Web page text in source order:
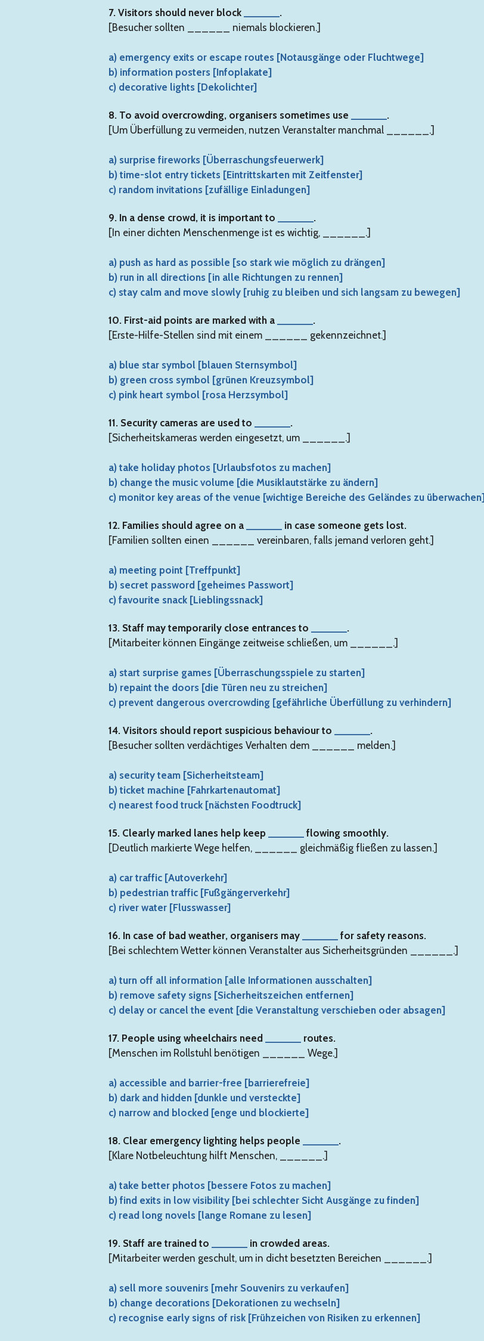
7. Visitors should never block
.
[Besucher sollten ______ niemals blockieren.]
a) emergency exits or escape routes [Notausgänge oder Fluchtwege]
b) information posters [Infoplakate]
c) decorative lights [Dekolichter]
8. To avoid overcrowding, organisers sometimes use
.
[Um Überfüllung zu vermeiden, nutzen Veranstalter manchmal ______.]
a) surprise fireworks [Überraschungsfeuerwerk]
b) time-slot entry tickets [Eintrittskarten mit Zeitfenster]
c) random invitations [zufällige Einladungen]
9. In a dense crowd, it is important to
.
[In einer dichten Menschenmenge ist es wichtig, ______.]
a) push as hard as possible [so stark wie möglich zu drängen]
b) run in all directions [in alle Richtungen zu rennen]
c) stay calm and move slowly [ruhig zu bleiben und sich langsam zu bewegen]
10. First-aid points are marked with a
.
[Erste-Hilfe-Stellen sind mit einem ______ gekennzeichnet.]
a) blue star symbol [blauen Sternsymbol]
b) green cross symbol [grünen Kreuzsymbol]
c) pink heart symbol [rosa Herzsymbol]
11. Security cameras are used to
.
[Sicherheitskameras werden eingesetzt, um ______.]
a) take holiday photos [Urlaubsfotos zu machen]
b) change the music volume [die Musiklautstärke zu ändern]
c) monitor key areas of the venue [wichtige Bereiche des Geländes zu überwachen]
12. Families should agree on a
in case someone gets lost.
[Familien sollten einen ______ vereinbaren, falls jemand verloren geht.]
a) meeting point [Treffpunkt]
b) secret password [geheimes Passwort]
c) favourite snack [Lieblingssnack]
13. Staff may temporarily close entrances to
.
[Mitarbeiter können Eingänge zeitweise schließen, um ______.]
a) start surprise games [Überraschungsspiele zu starten]
b) repaint the doors [die Türen neu zu streichen]
c) prevent dangerous overcrowding [gefährliche Überfüllung zu verhindern]
14. Visitors should report suspicious behaviour to
.
[Besucher sollten verdächtiges Verhalten dem ______ melden.]
a) security team [Sicherheitsteam]
b) ticket machine [Fahrkartenautomat]
c) nearest food truck [nächsten Foodtruck]
15. Clearly marked lanes help keep
flowing smoothly.
[Deutlich markierte Wege helfen, ______ gleichmäßig fließen zu lassen.]
a) car traffic [Autoverkehr]
b) pedestrian traffic [Fußgängerverkehr]
c) river water [Flusswasser]
16. In case of bad weather, organisers may
for safety reasons.
[Bei schlechtem Wetter können Veranstalter aus Sicherheitsgründen ______.]
a) turn off all information [alle Informationen ausschalten]
b) remove safety signs [Sicherheitszeichen entfernen]
c) delay or cancel the event [die Veranstaltung verschieben oder absagen]
17. People using wheelchairs need
routes.
[Menschen im Rollstuhl benötigen ______ Wege.]
a) accessible and barrier-free [barrierefreie]
b) dark and hidden [dunkle und versteckte]
c) narrow and blocked [enge und blockierte]
18. Clear emergency lighting helps people
.
[Klare Notbeleuchtung hilft Menschen, ______.]
a) take better photos [bessere Fotos zu machen]
b) find exits in low visibility [bei schlechter Sicht Ausgänge zu finden]
c) read long novels [lange Romane zu lesen]
19. Staff are trained to
in crowded areas.
[Mitarbeiter werden geschult, um in dicht besetzten Bereichen ______.]
a) sell more souvenirs [mehr Souvenirs zu verkaufen]
b) change decorations [Dekorationen zu wechseln]
c) recognise early signs of risk [Frühzeichen von Risiken zu erkennen]